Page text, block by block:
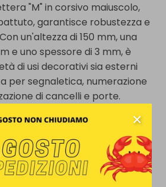
"M" in corsivo maiuscolo,
garantisce robustezza e
un'altezza di 150 mm, una
e uno spessore di 3 mm, è
di usi decorativi sia esterni
per segnaletica, numerazione
di cancelli e porte.
battuto